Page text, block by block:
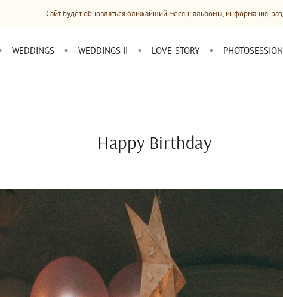
WEDDINGS WEDDINGS II LOVE-STORY PHOTOSESSION
Happy Birthday
Сайт будет обновляться ближайший месяц: альбомы, информация, разделы, прайсы